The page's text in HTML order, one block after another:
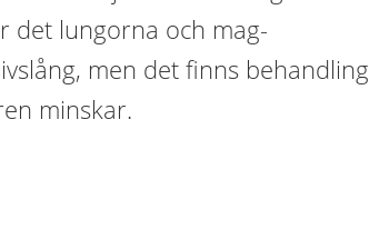
det lungorna och mag-
men det finns behandling
minskar.